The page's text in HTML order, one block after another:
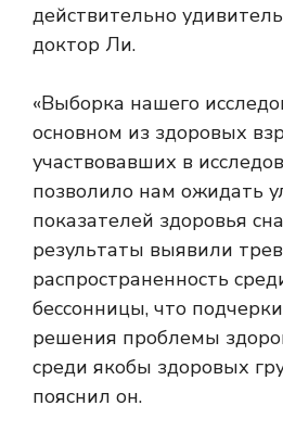
действительно
доктор Ли.
«Выборка нашего
основном из здоровых
участвовавших в
позволило нам ожидать
показателей здоровья
результаты выявили
распространенность
бессонницы, что
решения проблемы
среди якобы здоровых
пояснил он.